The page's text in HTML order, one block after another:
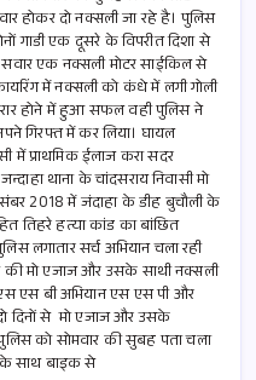
होकर दो नक्सली जा रहे है। पुलिस
गाडी एक दूसरे के विपरीत दिशा से
सवार एक नक्सली मोटर साईकिल से
में नक्सली को कंधे में लगी गोली
होने में हुआ सफल वही पुलिस ने
गिरफ्त में कर लिया। घायल
में प्राथमिक ईलाज करा सदर
थाना के चांदसराय निवासी मो
2018 में जंदाहा के डीह बुचौली के
तिहरे हत्या कांड का बांछित
लगातार सर्च अभियान चला रही
की मो एजाज और उसके साथी नक्सली
एस बी अभियान एस एस पी और
दिनों से मो एजाज और उसके
को सोमवार की सुबह पता चला
के साथ बाइक से